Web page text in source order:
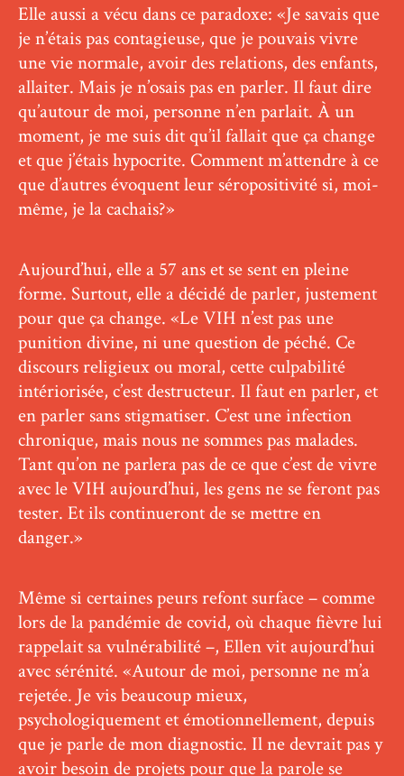
Elle aussi a vécu dans ce paradoxe: «Je savais que
je n’étais pas contagieuse, que je pouvais vivre
une vie normale, avoir des relations, des enfants,
allaiter. Mais je n’osais pas en parler. Il faut dire
qu’autour de moi, personne n’en parlait. À un
moment, je me suis dit qu’il fallait que ça change
et que j’étais hypocrite. Comment m’attendre à ce
que d’autres évoquent leur séropositivité si, moi-
même, je la cachais?»
Aujourd’hui, elle a 57 ans et se sent en pleine
forme. Surtout, elle a décidé de parler, justement
pour que ça change. «Le VIH n’est pas une
punition divine, ni une question de péché. Ce
discours religieux ou moral, cette culpabilité
intériorisée, c’est destructeur. Il faut en parler, et
en parler sans stigmatiser. C’est une infection
chronique, mais nous ne sommes pas malades.
Tant qu’on ne parlera pas de ce que c’est de vivre
avec le VIH aujourd’hui, les gens ne se feront pas
tester. Et ils continueront de se mettre en
danger.»
Même si certaines peurs refont surface – comme
lors de la pandémie de covid, où chaque fièvre lui
rappelait sa vulnérabilité –, Ellen vit aujourd’hui
avec sérénité. «Autour de moi, personne ne m’a
rejetée. Je vis beaucoup mieux,
psychologiquement et émotionnellement, depuis
que je parle de mon diagnostic. Il ne devrait pas y
avoir besoin de projets pour que la parole se